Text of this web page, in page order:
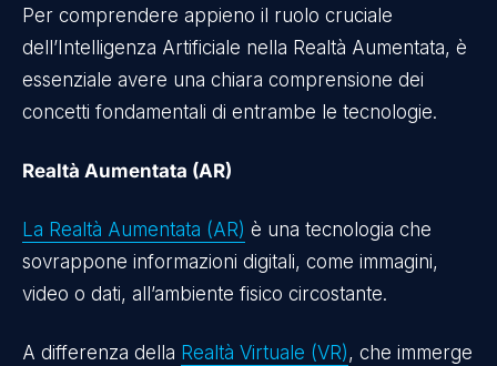
Per comprendere appieno il ruolo cruciale
dell’Intelligenza Artificiale nella Realtà Aumentata, è
essenziale avere una chiara comprensione dei
concetti fondamentali di entrambe le tecnologie.
Realtà Aumentata (AR)
La Realtà Aumentata (AR) è una tecnologia che
sovrappone informazioni digitali, come immagini,
video o dati, all’ambiente fisico circostante.
A differenza della Realtà Virtuale (VR), che immerge